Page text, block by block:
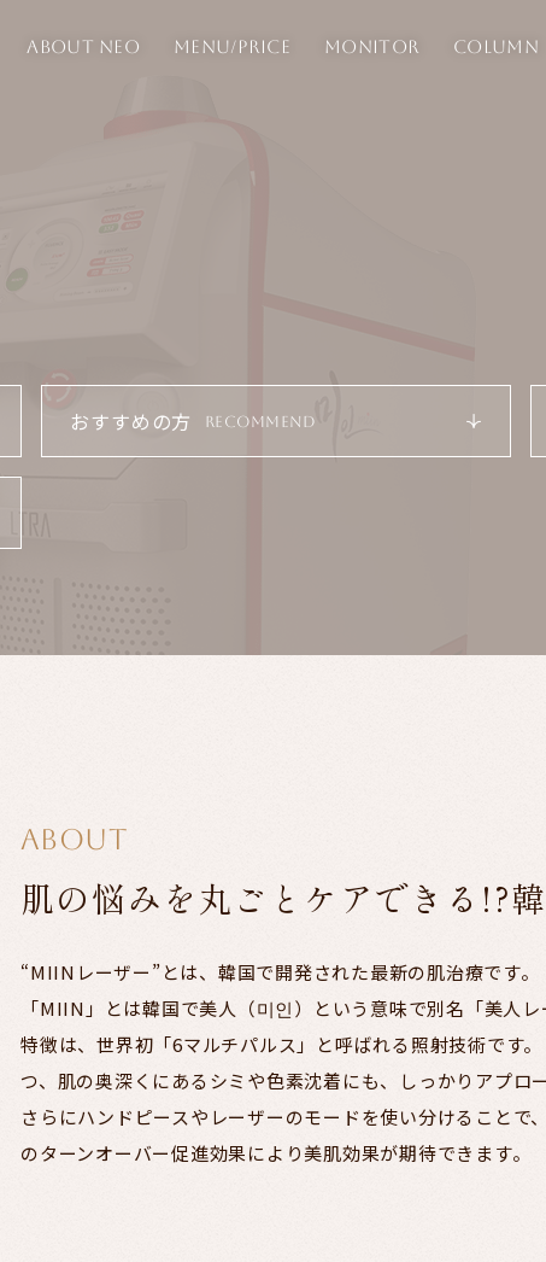
ABOUT NEO MENU/PRICE MONITOR COLUMN
おすすめの方 RECOMMEND
ABOUT
肌の悩みを丸ごとケアできる!?
“MIINレーザー”とは、韓国で開発された最新の肌治療です。
「MIIN」とは韓国で美人（미인）という意味で別名「美人
特徴は、世界初「6マルチパルス」と呼ばれる照射技術です
つ、肌の奥深くにあるシミや色素沈着にも、しっかりアプロ
さらにハンドピースやレーザーのモードを使い分けること
のターンオーバー促進効果により美肌効果が期待できます。